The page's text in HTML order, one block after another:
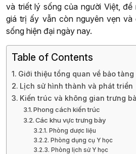
và triết lý sống của người Việt, để
giá trị ấy vẫn còn nguyên vẹn
sống hiện đại ngày nay.
Table of Contents
Giới thiệu tổng quan về bảo tàng
Lịch sử hình thành và phát triển
Kiến trúc và không gian trưng
Phong cách kiến trúc
Các khu vực trưng bày
Phòng dược liệu
Phòng dụng cụ Y học
Phòng lịch sử Y học